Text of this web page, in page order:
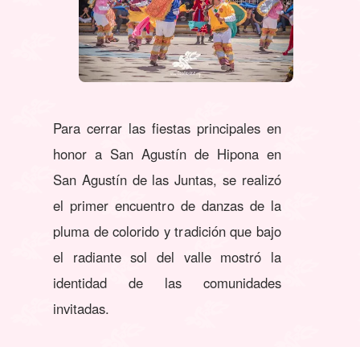
Para cerrar las fiestas principales en
honor a San Agustín de Hipona en
San Agustín de las Juntas, se realizó
el primer encuentro de danzas de la
pluma de colorido y tradición que bajo
el radiante sol del valle mostró la
identidad de las comunidades
invitadas.